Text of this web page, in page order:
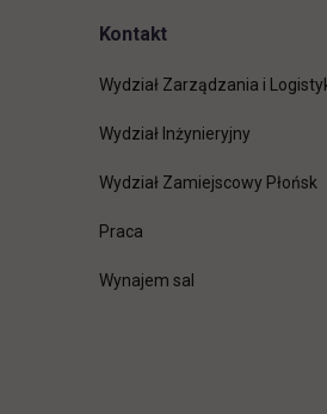
Kontakt
Wydział Zarządzania i
Wydział Inżynieryjny
Wydział Zamiejscowy Płońsk
Pracalink otwiera się w nowej
Wynajem sal